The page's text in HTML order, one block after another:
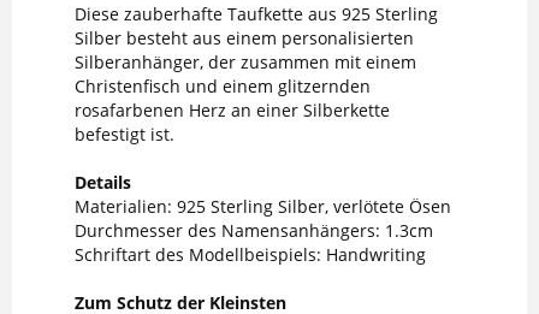
Diese zauberhafte Taufkette aus 925 Sterling
Silber besteht aus einem personalisierten
Silberanhänger, der zusammen mit einem
Christenfisch und einem glitzernden
rosafarbenen Herz an einer Silberkette
befestigt ist.
Details
Materialien: 925 Sterling Silber, verlötete Ösen
Durchmesser des Namensanhängers: 1.3cm
Schriftart des Modellbeispiels: Handwriting
Zum Schutz der Kleinsten